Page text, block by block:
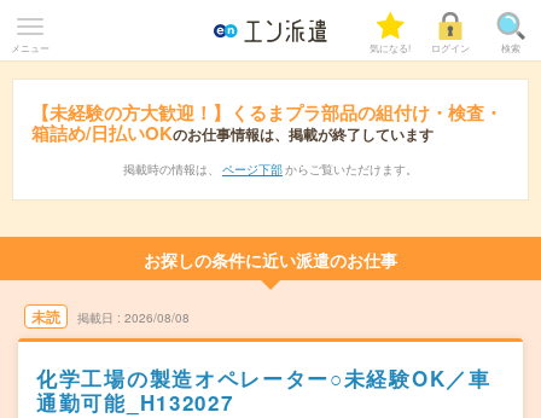
メニュー 気になる! ログイン 検索
【未経験の方大歓迎！】くるまプラ部品の組付け・検査・
箱詰め/日払いOKのお仕事情報は、掲載が終了しています
掲載時の情報は、 ページ下部 からご覧いただけます。
お探しの条件に近い派遣のお仕事
未読 掲載日 2026/08/08
化学工場の製造オペレーター○未経験OK／車
通勤可能_H132027